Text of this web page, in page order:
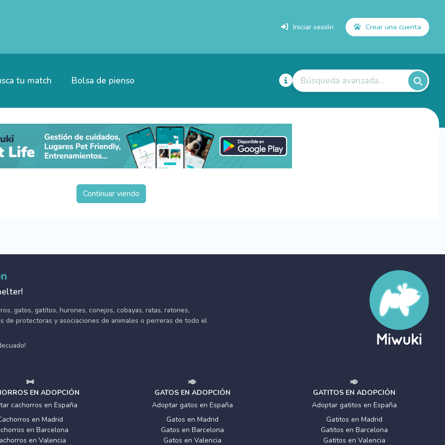
Iniciar sesión Crear una cuenta
tu match Bolsa de pienso Búsqueda avanzada...
Continuar viendo
gatos, gatitos, hurones, conejos, cobayas, ratas, ratones,
de protectoras y asociaciones de animales o perreras de todo el
EN ADOPCIÓN
cachorros en España
en Madrid
en Barcelona
en Valencia
GATOS EN ADOPCIÓN
Adoptar gatos en España
Gatos en Madrid
Gatos en Barcelona
Gatos en Valencia
GATITOS EN ADOPCIÓN
Adoptar gatitos en España
Gatitos en Madrid
Gatitos en Barcelona
Gatitos en Valencia